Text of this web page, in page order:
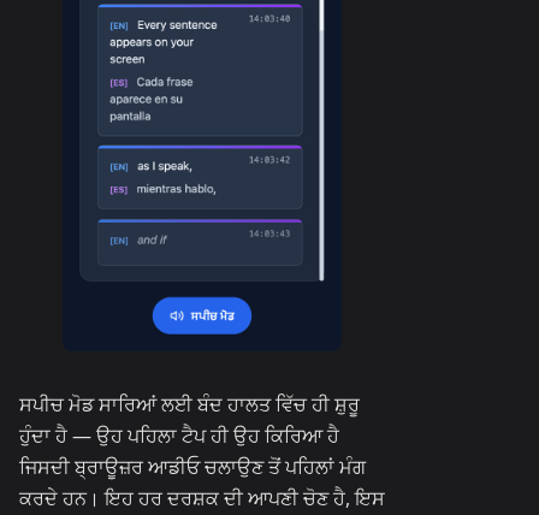
ਸਪੀਚ ਮੋਡ ਸਾਰਿਆਂ ਲਈ ਬੰਦ ਹਾਲਤ ਵਿੱਚ ਹੀ ਸ਼ੁਰੂ
ਹੁੰਦਾ ਹੈ — ਉਹ ਪਹਿਲਾ ਟੈਪ ਹੀ ਉਹ ਕਿਰਿਆ ਹੈ
ਜਿਸਦੀ ਬ੍ਰਾਊਜ਼ਰ ਆਡੀਓ ਚਲਾਉਣ ਤੋਂ ਪਹਿਲਾਂ ਮੰਗ
ਕਰਦੇ ਹਨ। ਇਹ ਹਰ ਦਰਸ਼ਕ ਦੀ ਆਪਣੀ ਚੋਣ ਹੈ, ਇਸ